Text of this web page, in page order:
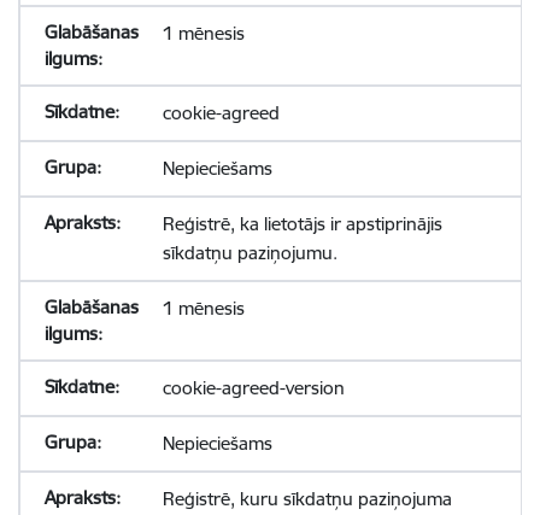
1 mēnesis
cookie-agreed
Nepieciešams
Reģistrē, ka lietotājs ir apstiprinājis
sīkdatņu paziņojumu.
1 mēnesis
cookie-agreed-version
Nepieciešams
Reģistrē, kuru sīkdatņu paziņojuma